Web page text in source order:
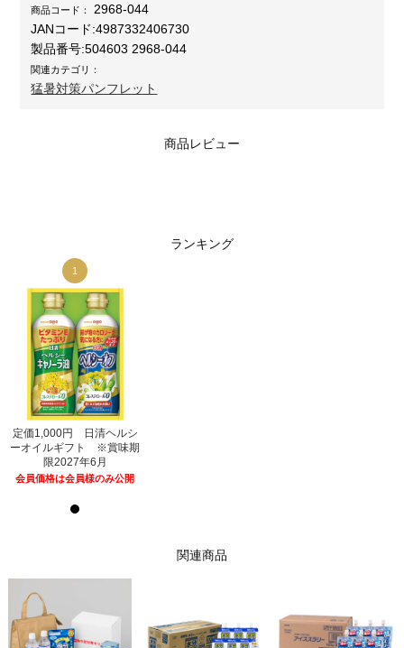
商品コード：
2968-044
JANコード:4987332406730
製品番号:504603 2968-044
関連カテゴリ：
猛暑対策パンフレット
商品レビュー
ランキング
1
定価1,000円 日清ヘルシ
ーオイルギフト ※賞味期
限2027年6月
会員価格は会員様のみ公開
関連商品